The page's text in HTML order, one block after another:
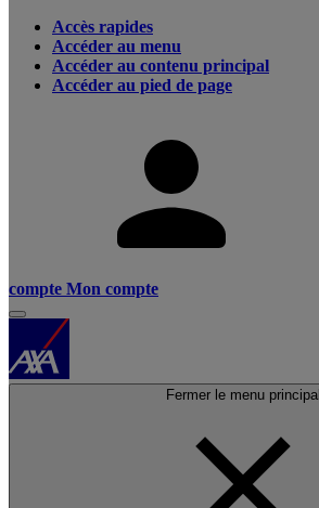
Accès rapides
Accéder au menu
Accéder au contenu principal
Accéder au pied de page
compte Mon compte
Fermer le menu principal